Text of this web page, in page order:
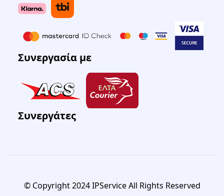
Συνεργασία με
Συνεργάτες
© Copyright 2024 IPService All Rights Reserved